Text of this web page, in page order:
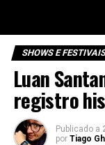
SHOWS E
Luan
registro
Publicado a
por Tiago